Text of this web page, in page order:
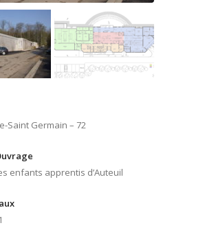
Saint Germain – 72
enfants apprentis d’Auteuil